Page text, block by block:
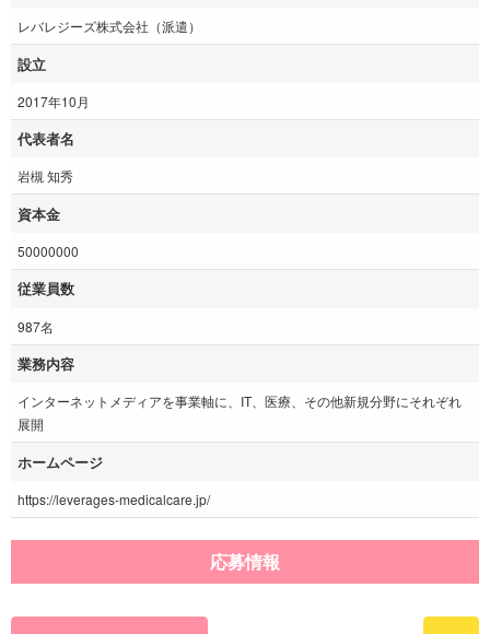
レバレジーズ株式会社（派遣）
設立
2017年10月
代表者名
岩槻 知秀
資本金
50000000
従業員数
987名
業務内容
インターネットメディアを事業軸に、IT、医療、その他新規分野にそれぞれ
展開
ホームページ
https://leverages-medicalcare.jp/
応募情報